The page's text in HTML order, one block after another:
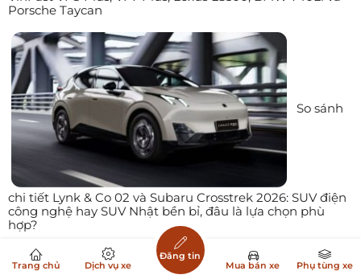
Porsche Taycan
So sánh
chi tiết Lynk & Co 02 và Subaru Crosstrek 2026: SUV điện
công nghệ hay SUV Nhật bền bỉ, đâu là lựa chọn phù
hợp?
Trang chủ Dịch vụ xe
Đăng tin
Mua bán xe
Phụ tùng xe